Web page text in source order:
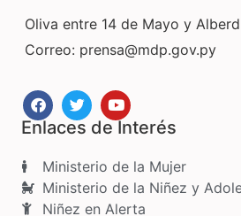
Oliva entre 14 de Mayo y
Correo: prensa@mdp.gov.py
Enlaces de Interés
Ministerio de la Mujer
Ministerio de la Niñez y
Niñez en Alerta